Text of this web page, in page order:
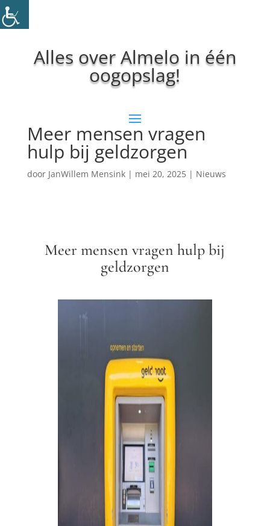
Alles over Almelo in één
oogopslag!
Meer mensen vragen
hulp bij geldzorgen
door JanWillem Mensink| mei 20, 2025| Nieuws
Meer mensen vragen hulp bij
geldzorgen